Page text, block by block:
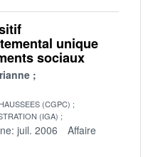
unique
sociaux
(CGPC)
(IGA)
juil. 2006
Affaire